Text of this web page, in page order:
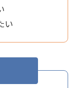
い